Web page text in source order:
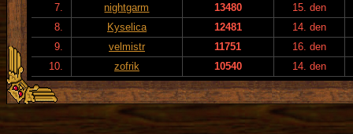
7.
nightgarm 13480
15. den
8.
Kyselica 12481
14. den
9.
velmistr 11751
16. den
10.
zofrik 10540 14. den